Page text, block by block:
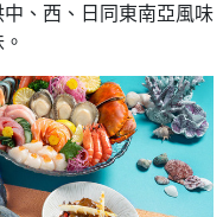
、西、日同東南亞風味